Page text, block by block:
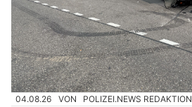
04.08.26 VON POLIZEI.NEWS REDAKTION